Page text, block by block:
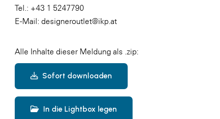
Tel.: +43 1 5247790
E-Mail: designeroutlet@ikp.at
Alle Inhalte dieser Meldung als .zip:
Sofort downloaden
In die Lightbox legen